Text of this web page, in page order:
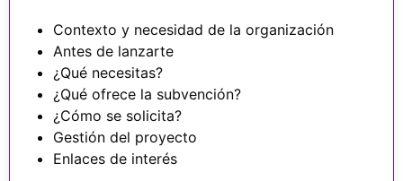
Contexto y necesidad de la organización
Antes de lanzarte
¿Qué necesitas?
¿Qué ofrece la subvención?
¿Cómo se solicita?
Gestión del proyecto
Enlaces de interés